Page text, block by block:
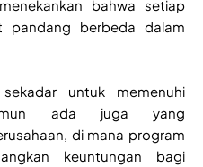
bahwa setiap
pandang berbeda dalam
untuk memenuhi
ada juga yang
di mana program
keuntungan bagi